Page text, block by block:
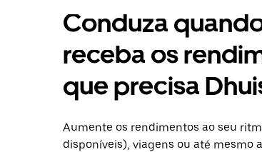
Conduza
receba os
que precisa
Aumente os rendimentos ao seu
disponíveis), viagens ou até mesmo